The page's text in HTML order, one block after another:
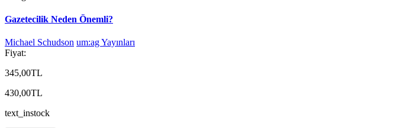
Gazetecilik Neden Önemli?
Michael Schudson um:ag Yayınları
Fiyat:
345,00TL
430,00TL
text_instock